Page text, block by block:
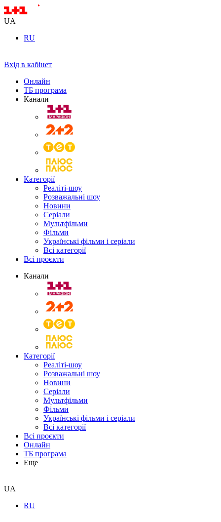
UA
RU
Вхід в кабінет
Онлайн
ТБ програма
Канали
Категорії
Реаліті-шоу
Розважальні шоу
Новини
Серіали
Мультфільми
Фільми
Українські фільми і серіали
Всі категорії
Всі проєкти
Канали
Категорії
Реаліті-шоу
Розважальні шоу
Новини
Серіали
Мультфільми
Фільми
Українські фільми і серіали
Всі категорії
Всі проєкти
Онлайн
ТБ програма
Еще
UA
RU